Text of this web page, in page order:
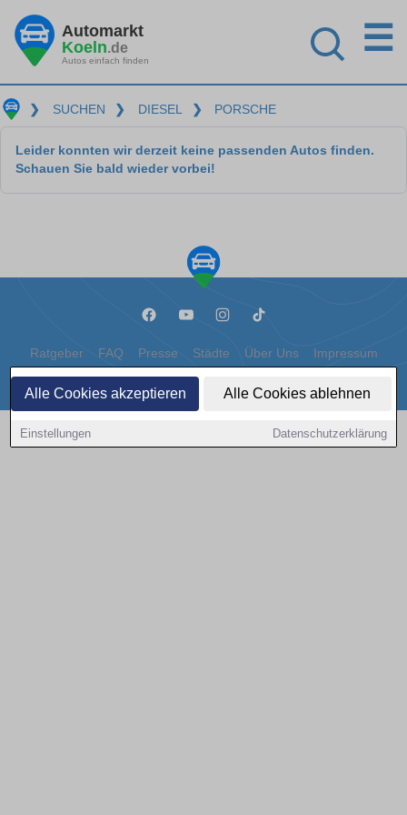
Alle Cookies akzeptieren Alle Cookies ablehnen
Einstellungen Datenschutzerklärung
Automarkt
Koeln.de
Autos einfach finden
☰
❯ SUCHEN ❯ DIESEL ❯ PORSCHE
Leider konnten wir derzeit keine passenden Autos finden.
Schauen Sie bald wieder vorbei!
Ratgeber FAQ Presse Städte Über Uns Impressum
Datenschutz Cookies
Copyright © 2000 - 2026 | 1A Infosysteme GmbH | Content by: 1a-sites-autos